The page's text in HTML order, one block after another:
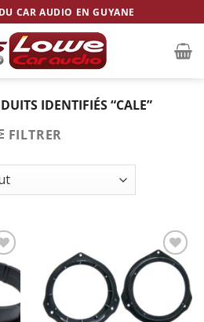
CAR AUDIO EN GUYANE
IDENTIFIÉS “CALE”
FILTRER
Ajouter
wishlist